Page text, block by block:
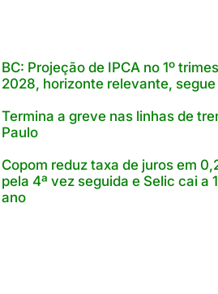
BC: Projeção de IPCA no 1º
2028, horizonte relevante,
Termina a greve nas linhas de
Paulo
Copom reduz taxa de juros em
pela 4ª vez seguida e Selic cai a
ano